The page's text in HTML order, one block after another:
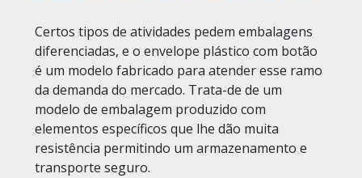
Certos tipos de atividades pedem embalagens
diferenciadas, e o envelope plástico com botão
é um modelo fabricado para atender esse ramo
da demanda do mercado. Trata-de de um
modelo de embalagem produzido com
elementos específicos que lhe dão muita
resistência permitindo um armazenamento e
transporte seguro.